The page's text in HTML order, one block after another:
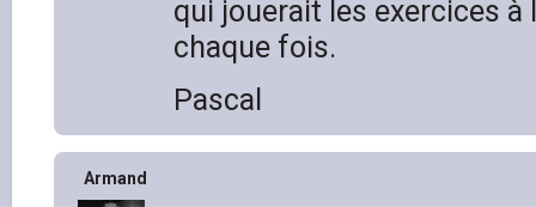
qui jouerait les exercices à
chaque fois.
Pascal
Armand